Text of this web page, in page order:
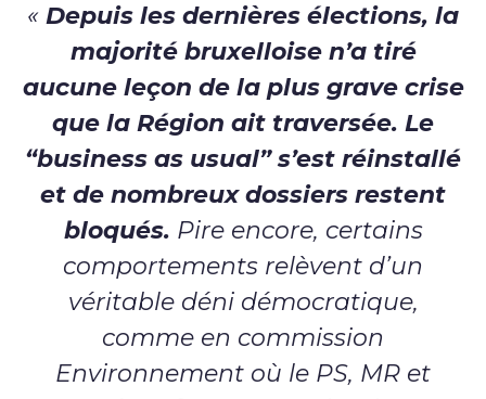
« Depuis les dernières élections, la
majorité bruxelloise n’a tiré
aucune leçon de la plus grave crise
que la Région ait traversée. Le
“business as usual” s’est réinstallé
et de nombreux dossiers restent
bloqués. Pire encore, certains
comportements relèvent d’un
véritable déni démocratique,
comme en commission
Environnement où le PS, MR et